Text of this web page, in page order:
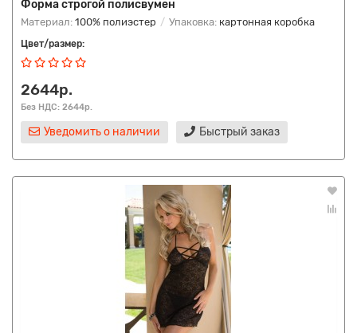
Форма строгой полисвумен
Материал: 100% полиэстер Упаковка: картонная коробка
Цвет/размер:
2644р.
Без НДС: 2644р.
Уведомить о наличии Быстрый заказ